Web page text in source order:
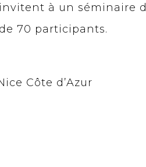
invitent à un séminaire
70 participants.
Côte d’Azur